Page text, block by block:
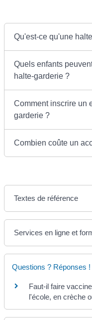
Qu'est-ce qu'une
Quels enfants
halte-garderie ?
Comment inscrire un
garderie ?
Combien coûte un
Textes de référence
Services en ligne et
Questions ? Réponses !
Faut-il faire
l'école, en crèche